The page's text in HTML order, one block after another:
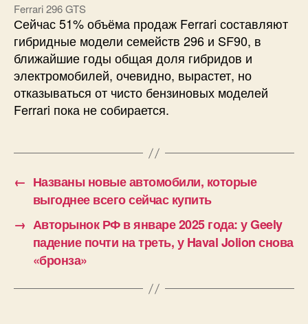
Ferrari 296 GTS
Сейчас 51% объёма продаж Ferrari составляют
гибридные модели семейств 296 и SF90, в
ближайшие годы общая доля гибридов и
электромобилей, очевидно, вырастет, но
отказываться от чисто бензиновых моделей
Ferrari пока не собирается.
← Названы новые автомобили, которые
выгоднее всего сейчас купить
→ Авторынок РФ в январе 2025 года: у Geely
падение почти на треть, у Haval Jolion снова
«бронза»